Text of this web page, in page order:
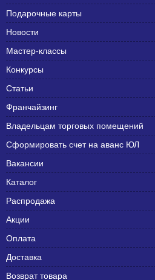
Подарочные карты
Новости
Мастер-классы
Конкурсы
Статьи
Франчайзинг
Владельцам торговых помещений
Сформировать счет на аванс ЮЛ
Вакансии
Каталог
Распродажа
Акции
Оплата
Доставка
Возврат товара